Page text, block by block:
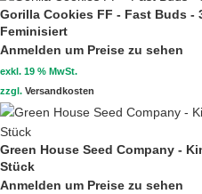
Gorilla Cookies FF - Fast Buds -
Feminisiert
Anmelden um Preise zu sehen
exkl. 19 % MwSt.
zzgl. Versandkosten
Green House Seed Company -
Stück
Anmelden um Preise zu sehen